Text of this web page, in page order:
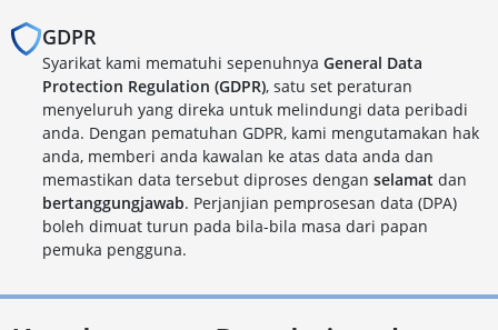
GDPR
Syarikat kami mematuhi sepenuhnya General Data
Protection Regulation (GDPR), satu set peraturan
menyeluruh yang direka untuk melindungi data peribadi
anda. Dengan pematuhan GDPR, kami mengutamakan hak
anda, memberi anda kawalan ke atas data anda dan
memastikan data tersebut diproses dengan selamat dan
bertanggungjawab. Perjanjian pemprosesan data (DPA)
boleh dimuat turun pada bila-bila masa dari papan
pemuka pengguna.